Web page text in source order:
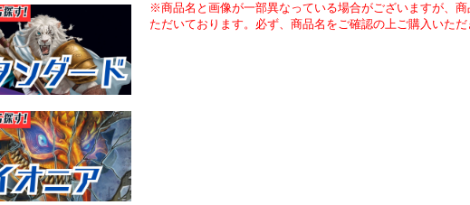
※商品名と画像が一部異なっている場合がございますが、
ただいております。必ず、商品名をご確認の上ご購入いた